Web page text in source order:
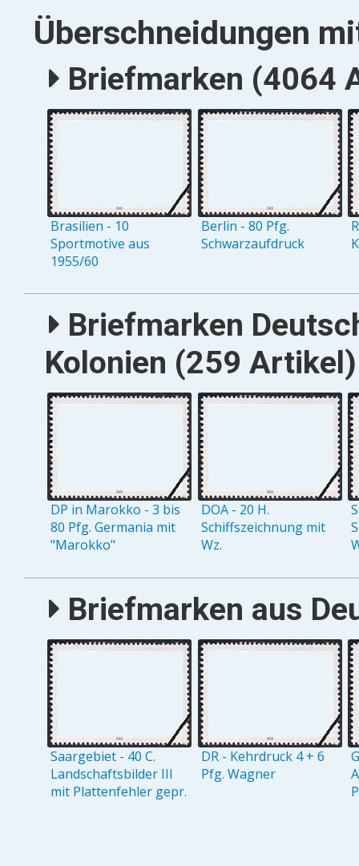
Überschneidungen
Briefmarken (4064
Brasilien - 10
Sportmotive aus
1955/60
Berlin - 80 Pfg.
Schwarzaufdruck
Briefmarken
Kolonien (259 Artikel)
DP in Marokko - 3 bis
80 Pfg. Germania mit
"Marokko"
DOA - 20 H.
Schiffszeichnung mit
Wz.
Briefmarken aus
Saargebiet - 40 C.
Landschaftsbilder III
mit Plattenfehler gepr.
DR - Kehrdruck 4 + 6
Pfg. Wagner